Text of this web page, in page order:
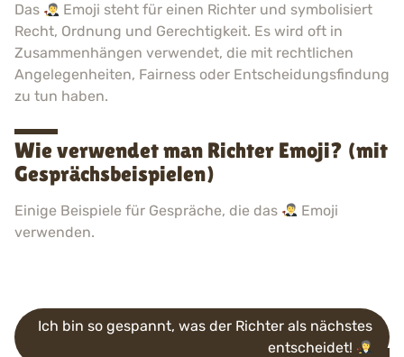
Das
Emoji steht für einen Richter und symbolisiert
Recht, Ordnung und Gerechtigkeit. Es wird oft in
Zusammenhängen verwendet, die mit rechtlichen
Angelegenheiten, Fairness oder Entscheidungsfindung
zu tun haben.
Wie verwendet man Richter Emoji? (mit
Gesprächsbeispielen)
Einige Beispiele für Gespräche, die das
Emoji
verwenden.
Ich bin so gespannt, was der Richter als nächstes
entscheidet!